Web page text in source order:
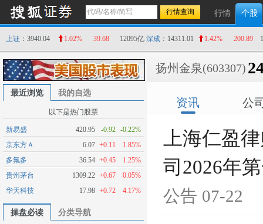
行情 个股
上证 ：3940.04 1.02% 39.68 12095亿 深成 ：14311.01 1.42% 200.89
最近浏览 我的自选
以下是热门股票
新易盛 420.95 -0.92 -0.22%
京东方Ａ
6.07 +0.11
1.85%
多氟多
36.54 +0.45
1.25%
贵州茅台
1309.22 +0.67
0.05%
华天科技
17.98 +0.72 4.17%
操盘必读 分类导航
扬州金泉(603307)
资讯 公
上海仁盈
司2026年
公告 07-22